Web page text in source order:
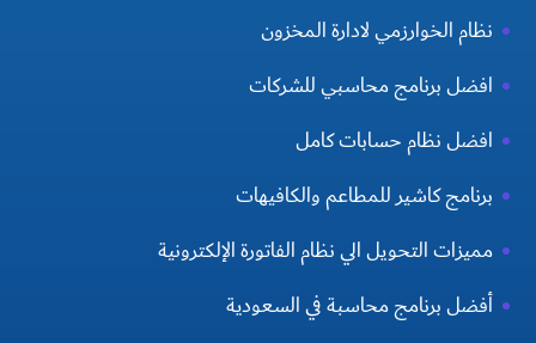
نظام الخوارزمي لادارة المخزون
افضل برنامج محاسبي للشركات
افضل نظام حسابات كامل
برنامج كاشير للمطاعم والكافيهات
مميزات التحويل الي نظام الفاتورة الإلكترونية
أفضل برنامج محاسبة في السعودية